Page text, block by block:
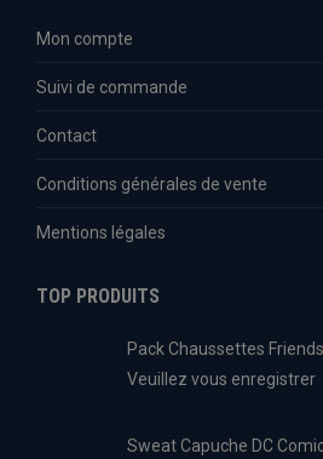
Mon compte
Suivi de commande
Contact
Conditions générales de vente
Mentions légales
TOP PRODUITS
Pack Chaussettes Friends
Veuillez vous enregistrer
Sweat Capuche DC